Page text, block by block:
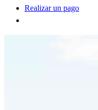
Realizar un pago